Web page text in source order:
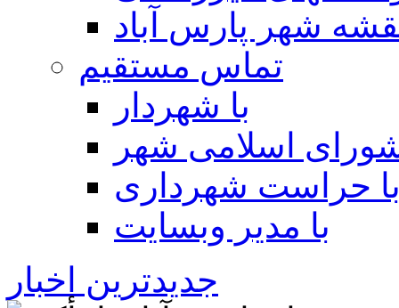
شهر پارس آباد
تماس مستقیم
با شهردار
اسلامی شهر
حراست شهرداری
با مدیر وبسایت
جدیدترین اخبار